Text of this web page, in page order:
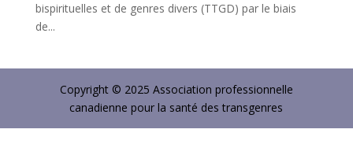
bispirituelles et de genres divers (TTGD) par le biais
de...
Copyright © 2025 Association professionnelle
canadienne pour la santé des transgenres